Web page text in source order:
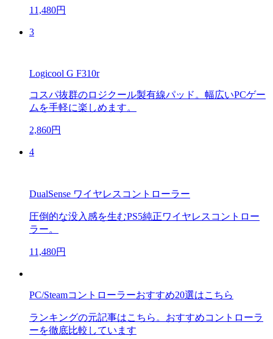
11,480円
3
Logicool G F310r
コスパ抜群のロジクール製有線パッド。幅広いPCゲー
ムを手軽に楽しめます。
2,860円
4
DualSense ワイヤレスコントローラー
圧倒的な没入感を生むPS5純正ワイヤレスコントロー
ラー。
11,480円
PC/Steamコントローラーおすすめ20選はこちら
ランキングの元記事はこちら。おすすめコントローラ
ーを徹底比較しています